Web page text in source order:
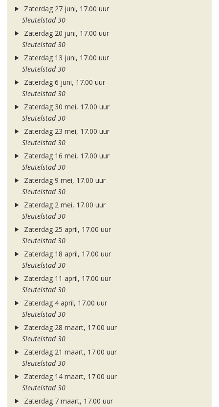
Zaterdag 27 juni, 17.00 uur
Sleutelstad 30
Zaterdag 20 juni, 17.00 uur
Sleutelstad 30
Zaterdag 13 juni, 17.00 uur
Sleutelstad 30
Zaterdag 6 juni, 17.00 uur
Sleutelstad 30
Zaterdag 30 mei, 17.00 uur
Sleutelstad 30
Zaterdag 23 mei, 17.00 uur
Sleutelstad 30
Zaterdag 16 mei, 17.00 uur
Sleutelstad 30
Zaterdag 9 mei, 17.00 uur
Sleutelstad 30
Zaterdag 2 mei, 17.00 uur
Sleutelstad 30
Zaterdag 25 april, 17.00 uur
Sleutelstad 30
Zaterdag 18 april, 17.00 uur
Sleutelstad 30
Zaterdag 11 april, 17.00 uur
Sleutelstad 30
Zaterdag 4 april, 17.00 uur
Sleutelstad 30
Zaterdag 28 maart, 17.00 uur
Sleutelstad 30
Zaterdag 21 maart, 17.00 uur
Sleutelstad 30
Zaterdag 14 maart, 17.00 uur
Sleutelstad 30
Zaterdag 7 maart, 17.00 uur